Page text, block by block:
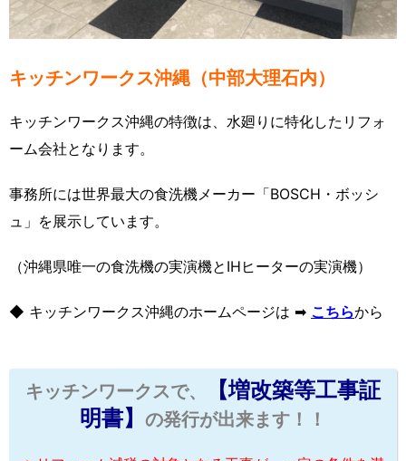
キッチンワークス沖縄（中部大理石内）
キッチンワークス沖縄の特徴は、水廻りに特化したリフォ
ーム会社となります。
事務所には世界最大の食洗機メーカー「BOSCH・ボッシ
ュ」を展示しています。
（沖縄県唯一の食洗機の実演機とIHヒーターの実演機）
◆ キッチンワークス沖縄のホームページは ➡ こちらから
キッチンワークスで、
【増改築等工事証
明書】
の発行が出来ます！！